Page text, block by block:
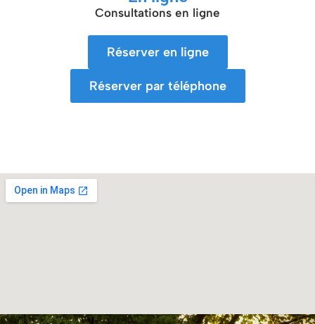
Consultations en ligne
Réserver en ligne
Réserver par téléphone